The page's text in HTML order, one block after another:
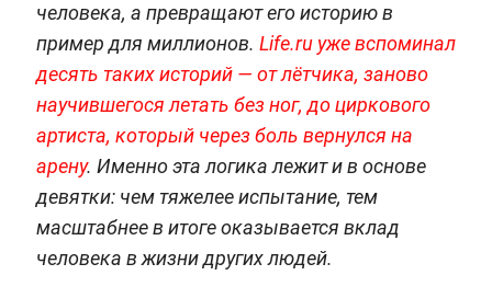
человека, а превращают его историю в
пример для миллионов. Life.ru уже вспоминал
десять таких историй — от лётчика, заново
научившегося летать без ног, до циркового
артиста, который через боль вернулся на
арену. Именно эта логика лежит и в основе
девятки: чем тяжелее испытание, тем
масштабнее в итоге оказывается вклад
человека в жизни других людей.